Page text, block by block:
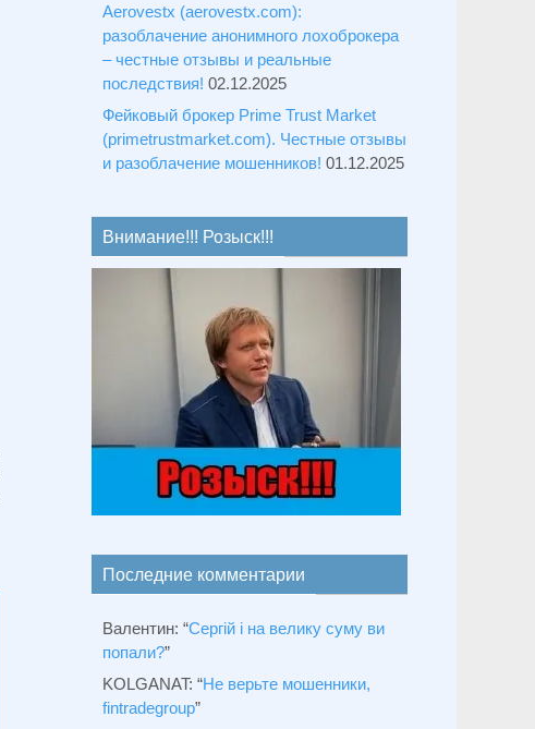
Aerovestx (aerovestx.com):
разоблачение анонимного лохоброкера
– честные отзывы и реальные
последствия! 02.12.2025
Фейковый брокер Prime Trust Market
(primetrustmarket.com). Честные отзывы
и разоблачение мошенников! 01.12.2025
Внимание!!! Розыск!!!
Последние комментарии
Валентин: “Сергій і на велику суму ви
попали?”
KOLGANAT: “Не верьте мошенники,
fintradegroup”